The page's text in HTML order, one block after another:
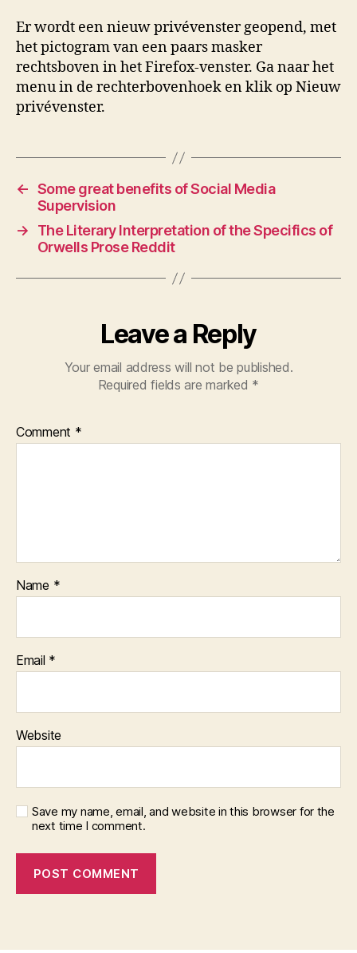
Er wordt een nieuw privévenster geopend, met
het pictogram van een paars masker
rechtsboven in het Firefox-venster. Ga naar het
menu in de rechterbovenhoek en klik op Nieuw
privévenster.
← Some great benefits of Social Media
Supervision
→
The Literary Interpretation of the Specifics of
Orwells Prose Reddit
Leave a Reply
Your email address will not be published.
Required fields are marked *
Comment *
Name *
Email *
Website
Save my name, email, and website in this browser for the
next time I comment.